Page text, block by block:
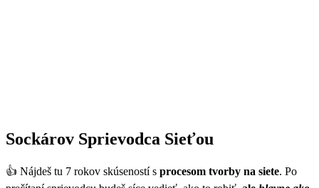
Sockárov Sprievodca Sieťou
👍 Nájdeš tu 7 rokov skúseností s procesom tvorby na siete. Po